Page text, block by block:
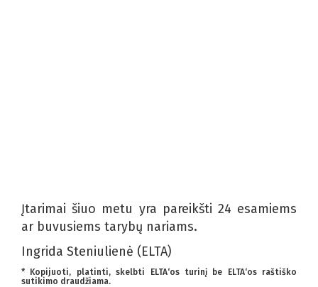
Įtarimai šiuo metu yra pareikšti 24 esamiems
ar buvusiems tarybų nariams.
Ingrida Steniulienė (ELTA)
* Kopijuoti, platinti, skelbti ELTA‘os turinį be ELTA‘os raštiško
sutikimo draudžiama.